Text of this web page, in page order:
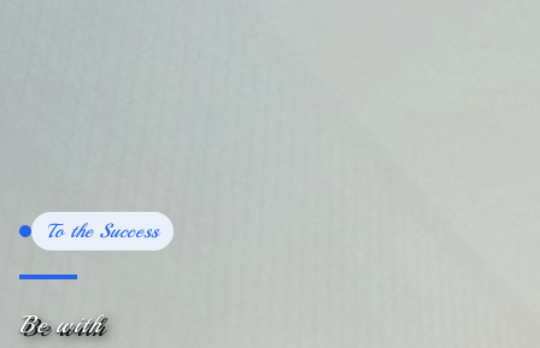
To the Success
Be with